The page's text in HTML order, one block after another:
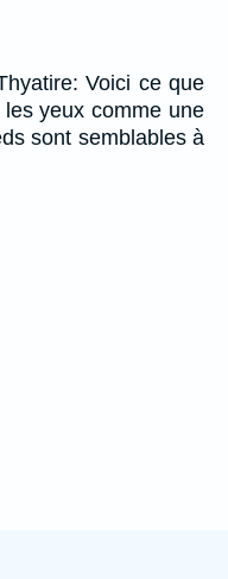
Voici ce que
yeux comme une
sont semblables à